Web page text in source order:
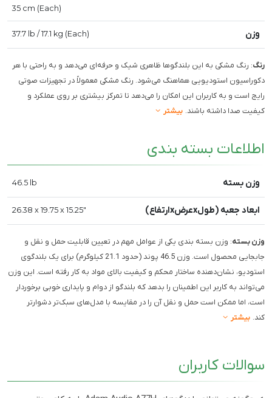
35 cm (Each)
وزن 37.7 lb / 17.1 kg (Each)
رنگ: رنگ مشکی به این بلندگوها ظاهری شیک و حرفه‌ای می‌دهد و به راحتی با هر
دکوراسیون استودیویی هماهنگ می‌شود. رنگ مشکی معمولاً در تجهیزات صوتی
رایج است و به کاربران این امکان را می‌دهد تا تمرکز بیشتری بر روی عملکرد و
کیفیت صدا داشته باشند. بیشتر
اطلاعات بسته بندی
وزن بسته 46.5 lb
ابعاد جعبه (طولxعرضxارتفاع) 26.38 x 19.75 x 15.25"
وزن بسته: وزن بسته بندی یکی از عوامل مهم در تعیین قابلیت حمل و نقل و
جابجایی محصول است. وزن 46.5 پوند (حدود 21.1 کیلوگرم) برای یک بلندگوی
استودیو، نشان‌دهنده ساختار محکم و کیفیت بالای مواد به کار رفته است. این وزن
می‌تواند به کاربر این اطمینان را بدهد که بلندگو از دوام و پایداری خوبی برخوردار
است، اما ممکن است حمل و نقل آن را در مقایسه با مدل‌های سبک‌تر دشوارتر
کند. بیشتر
سوالات کاربران